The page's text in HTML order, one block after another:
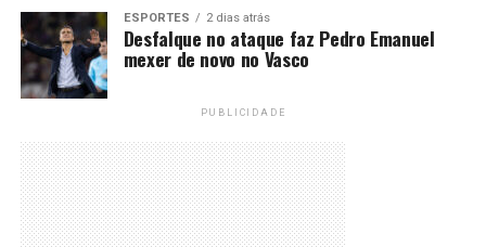
ESPORTES 2 dias atrás
Desfalque no ataque faz Pedro Emanuel
mexer de novo no Vasco
PUBLICIDADE